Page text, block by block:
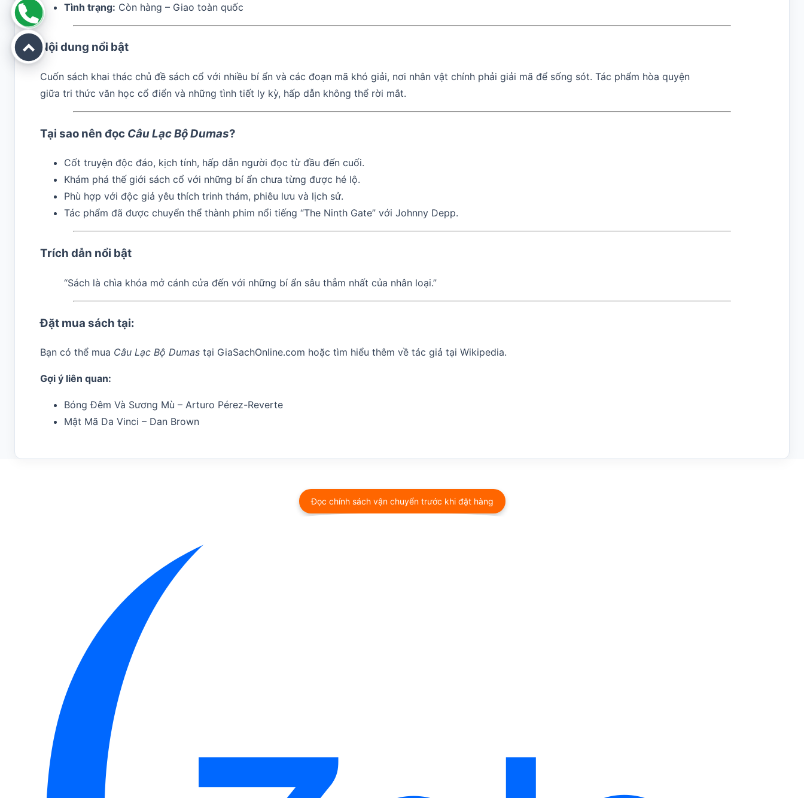
Tình trạng: Còn hàng – Giao toàn quốc
Nội dung nổi bật
Cuốn sách khai thác chủ đề sách cổ với nhiều bí ẩn và các đoạn mã khó giải, nơi nhân vật chính phải giải mã để sống sót. Tác phẩm hòa quyện
giữa tri thức văn học cổ điển và những tình tiết ly kỳ, hấp dẫn không thể rời mắt.
Tại sao nên đọc Câu Lạc Bộ Dumas?
Cốt truyện độc đáo, kịch tính, hấp dẫn người đọc từ đầu đến cuối.
Khám phá thế giới sách cổ với những bí ẩn chưa từng được hé lộ.
Phù hợp với độc giả yêu thích trinh thám, phiêu lưu và lịch sử.
Tác phẩm đã được chuyển thể thành phim nổi tiếng “The Ninth Gate” với Johnny Depp.
Trích dẫn nổi bật
“Sách là chìa khóa mở cánh cửa đến với những bí ẩn sâu thẳm nhất của nhân loại.”
Đặt mua sách tại:
Bạn có thể mua Câu Lạc Bộ Dumas tại GiaSachOnline.com hoặc tìm hiểu thêm về tác giả tại Wikipedia.
Gợi ý liên quan:
Bóng Đêm Và Sương Mù – Arturo Pérez-Reverte
Mật Mã Da Vinci – Dan Brown
Đọc chính sách vận chuyển trước khi đặt hàng